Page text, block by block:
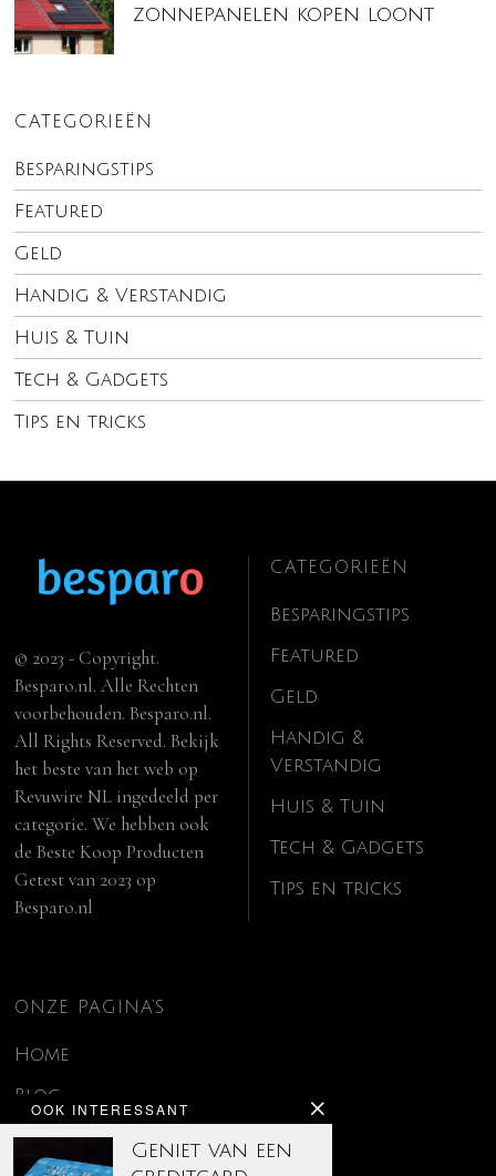
zonnepanelen kopen loont
CATEGORIEËN
Besparingstips
Featured
Geld
Handig & Verstandig
Huis & Tuin
Tech & Gadgets
Tips en tricks
OOK INTERESSANT
Geniet van een
© 2023 - Copyright.
Besparo.nl. Alle Rechten
voorbehouden. Besparo.nl.
All Rights Reserved. Bekijk
het beste van het web op
Revuwire NL ingedeeld per
categorie. We hebben ook
deBeste Koop Producten
Getest van 2023 op
Besparo.nl
CATEGORIEËN
Besparingstips
Featured
Geld
Handig &
Verstandig
Huis & Tuin
Tech & Gadgets
Tips en tricks
ONZE PAGINA’S
Home
Blog
Contact